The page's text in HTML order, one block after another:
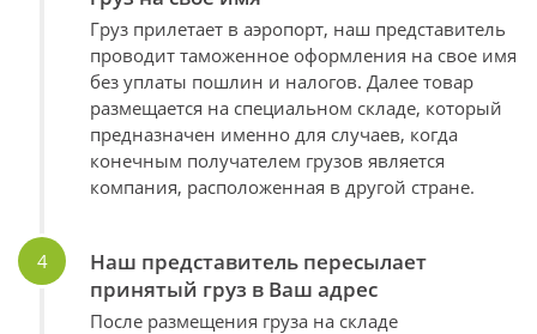
Груз прилетает в аэропорт, наш представитель
проводит таможенное оформления на свое имя
без уплаты пошлин и налогов. Далее товар
размещается на специальном складе, который
предназначен именно для случаев, когда
конечным получателем грузов является
компания, расположенная в другой стране.
Наш представитель пересылает
принятый груз в Ваш адрес
После размещения груза на складе